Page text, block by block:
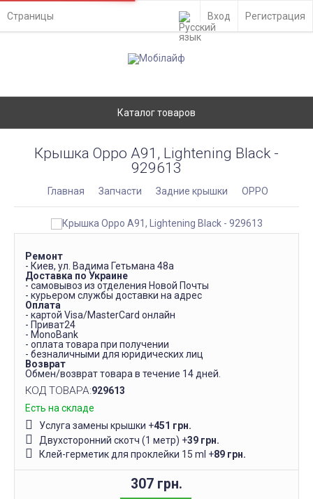
Страницы Вход Регистрация
Каталог товаров
Крышка Oppo A91, Lightening Black -
929613
Главная Запчасти Задние крышки OPPO
Ремонт
- Киев, ул. Вадима Гетьмана 48а
Доставка по Украине
- самовывоз из отделения Новой Почты
- курьером службы доставки на адрес
Оплата
- картой Visa/MasterCard онлайн
- Приват24
- MonoBank
- оплата товара при получении
- безналичными для юридических лиц
Возврат
Обмен/возврат товара в течение 14 дней.
КОД ТОВАРА:929613
Есть на складе
Услуга замены крышки +451 грн.
Двухсторонний скотч (1 метр) +39 грн.
Клей-герметик для проклейки 15 ml +89 грн.
307 грн.